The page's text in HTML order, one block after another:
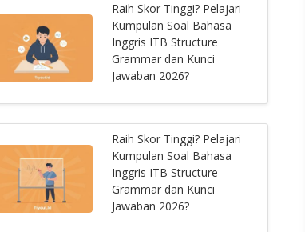
Raih Skor Tinggi? Pelajari
Kumpulan Soal Bahasa
Inggris ITB Structure
Grammar dan Kunci
Jawaban 2026?
Raih Skor Tinggi? Pelajari
Kumpulan Soal Bahasa
Inggris ITB Structure
Grammar dan Kunci
Jawaban 2026?